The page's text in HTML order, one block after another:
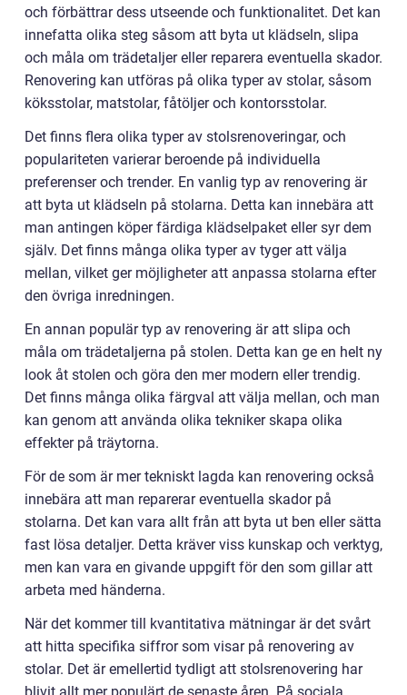
och förbättrar dess utseende och funktionalitet. Det kan
innefatta olika steg såsom att byta ut klädseln, slipa
och måla om trädetaljer eller reparera eventuella skador.
Renovering kan utföras på olika typer av stolar, såsom
köksstolar, matstolar, fåtöljer och kontorsstolar.
Det finns flera olika typer av stolsrenoveringar, och
populariteten varierar beroende på individuella
preferenser och trender. En vanlig typ av renovering är
att byta ut klädseln på stolarna. Detta kan innebära att
man antingen köper färdiga klädselpaket eller syr dem
själv. Det finns många olika typer av tyger att välja
mellan, vilket ger möjligheter att anpassa stolarna efter
den övriga inredningen.
En annan populär typ av renovering är att slipa och
måla om trädetaljerna på stolen. Detta kan ge en helt ny
look åt stolen och göra den mer modern eller trendig.
Det finns många olika färgval att välja mellan, och man
kan genom att använda olika tekniker skapa olika
effekter på träytorna.
För de som är mer tekniskt lagda kan renovering också
innebära att man reparerar eventuella skador på
stolarna. Det kan vara allt från att byta ut ben eller sätta
fast lösa detaljer. Detta kräver viss kunskap och verktyg,
men kan vara en givande uppgift för den som gillar att
arbeta med händerna.
När det kommer till kvantitativa mätningar är det svårt
att hitta specifika siffror som visar på renovering av
stolar. Det är emellertid tydligt att stolsrenovering har